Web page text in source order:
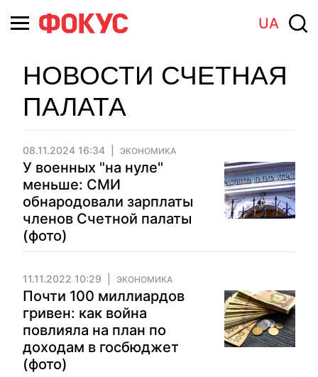
UA
НОВОСТИ СЧЕТНАЯ
ПАЛАТА
08.11.2024 16:34 ЭКОНОМИКА
У военных "на нуле"
меньше: СМИ
обнародовали зарплаты
членов Счетной палаты
(фото)
11.11.2022 10:29 ЭКОНОМИКА
Почти 100 миллиардов
гривен: как война
повлияла на план по
доходам в госбюджет
(фото)